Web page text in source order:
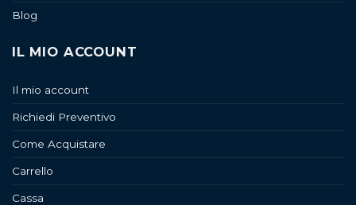
Blog
IL MIO ACCOUNT
Il mio account
Richiedi Preventivo
Come Acquistare
Carrello
Cassa